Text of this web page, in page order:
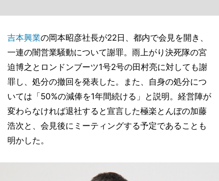
吉本興業の岡本昭彦社長が22日、都内で会見を開き、
一連の闇営業騒動について謝罪。雨上がり決死隊の宮
迫博之とロンドンブーツ1号2号の田村亮に対しても謝
罪し、処分の撤回を発表した。また、自身の処分につ
いては「50%の減俸を1年間続ける」と説明。経営陣が
変わらなければ退社すると宣言した極楽とんぼの加藤
浩次と、会見後にミーティングする予定であることも
明かした。